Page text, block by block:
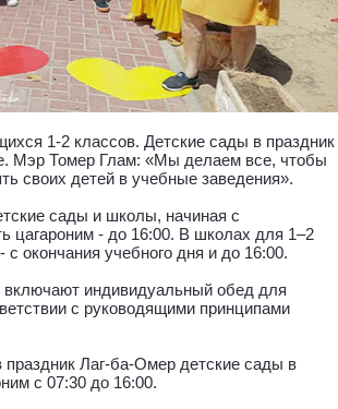
1-2 классов. Детские сады в праздник
Мэр Томер Глам: «Мы делаем все, чтобы
своих детей в учебные заведения».
сады и школы, начиная с
цагароним - до 16:00. В школах для 1–2
окончания учебного дня и до 16:00.
включают индивидуальный обед для
с руководящими принципами
Лаг-ба-Омер детские сады в
с 07:30 до 16:00.